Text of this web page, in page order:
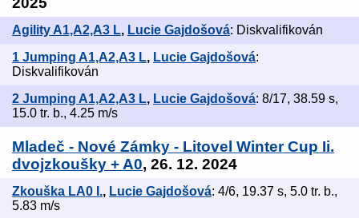
Agility A1,A2,A3 L, Lucie Gajdošová: Diskvalifikován
1 Jumping A1,A2,A3 L, Lucie Gajdošová:
Diskvalifikován
2 Jumping A1,A2,A3 L, Lucie Gajdošová: 8/17, 38.59 s,
15.0 tr. b., 4.25 m/s
Mladeč - Nové Zámky - Litovel Winter Cup Ii.
dvojzkoušky + A0, 26. 12. 2024
Zkouška LA0 I., Lucie Gajdošová: 4/6, 19.37 s, 5.0 tr. b.,
5.83 m/s